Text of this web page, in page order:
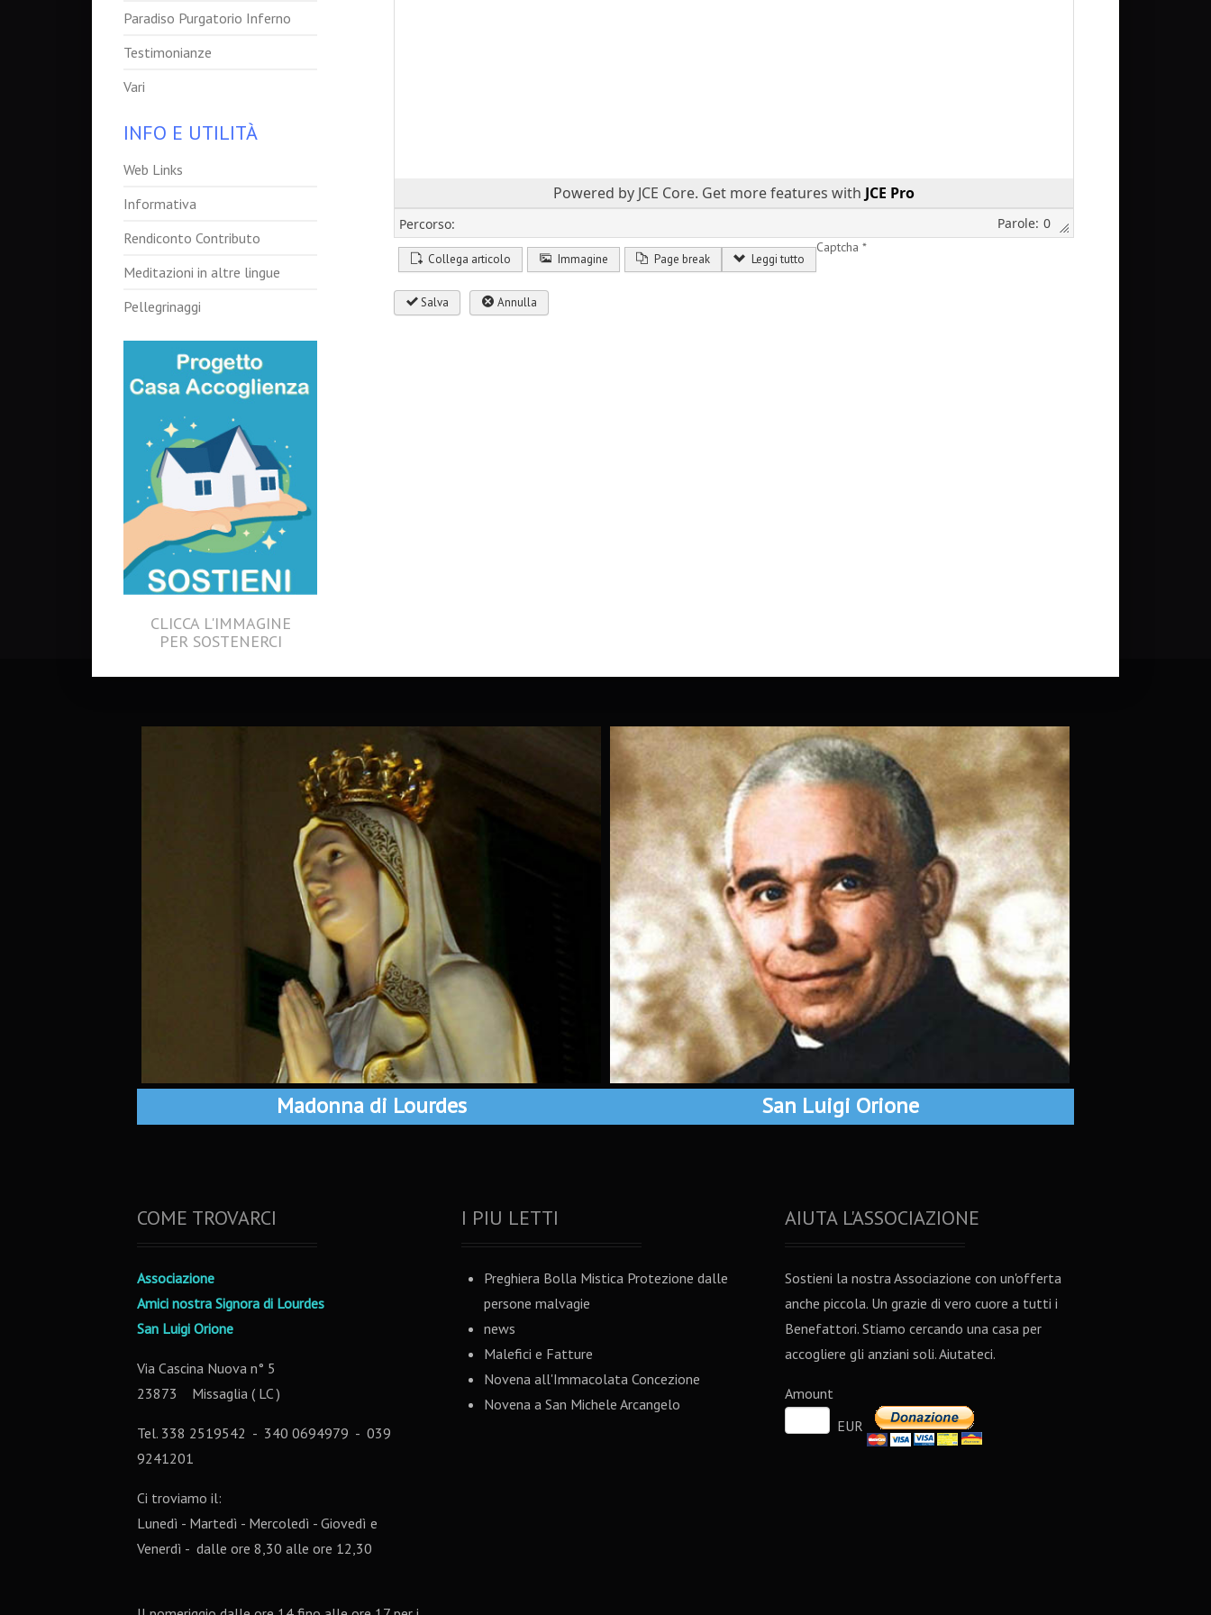
Paradiso Purgatorio Inferno
Testimonianze
Vari
INFO E UTILITÀ
Web Links
Informativa
Rendiconto Contributo
Meditazioni in altre lingue
Pellegrinaggi
CLICCA L'IMMAGINE
PER SOSTENERCI
Powered by JCE Core. Get more features with JCE Pro
Percorso: 0
Collega articolo Immagine Page break Leggi tutto
Captcha *
Salva Annulla
Madonna di Lourdes San Luigi Orione
COME TROVARCI
Associazione
Amici nostra Signora di Lourdes
San Luigi Orione
Via Cascina Nuova n° 5
23873 Missaglia ( LC )
Tel. 338 2519542 - 340 0694979 - 039
9241201
Ci troviamo il:
Lunedì - Martedì - Mercoledì - Giovedì e
Venerdì - dalle ore 8,30 alle ore 12,30
I PIU LETTI
Preghiera Bolla Mistica Protezione dalle
persone malvagie
news
Malefici e Fatture
Novena all'Immacolata Concezione
Novena a San Michele Arcangelo
AIUTA L'ASSOCIAZIONE
Sostieni la nostra Associazione con un'offerta
anche piccola. Un grazie di vero cuore a tutti i
Benefattori. Stiamo cercando una casa per
accogliere gli anziani soli. Aiutateci.
Amount
EUR